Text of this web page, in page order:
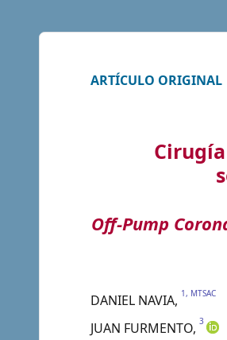
ARTÍCULO ORIGINAL
Off-Pump
DANIEL NAVIA, 1, MTSAC
JUAN FURMENTO, 3